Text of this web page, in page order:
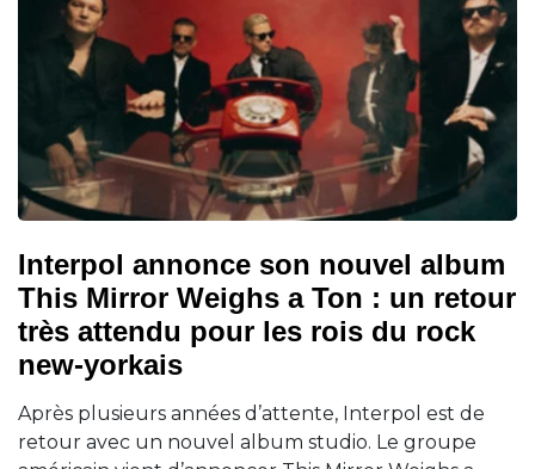
Interpol annonce son nouvel album
This Mirror Weighs a Ton : un retour
très attendu pour les rois du rock
new-yorkais
Après plusieurs années d’attente, Interpol est de
retour avec un nouvel album studio. Le groupe